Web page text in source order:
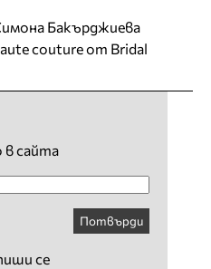
Бакърджиева
couture от Bridal
в сайта
Потвърди
се